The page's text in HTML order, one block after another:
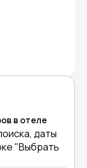
в отеле
даты
"Выбрать